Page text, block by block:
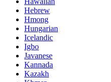
Hebrew
Hmong
Hungarian
Icelandic
Igbo
Javanese
Kannada
Kazakh